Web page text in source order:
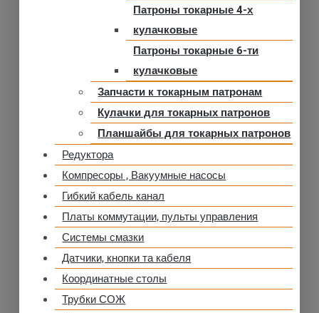
Патроны токарные 4-х
кулачковые
Патроны токарные 6-ти
кулачковые
Запчасти к токарным патронам
Кулачки для токарных патронов
Планшайбы для токарных патронов
Редуктора
Компресоры , Вакуумные насосы
Гибкий кабель канал
Платы коммутации, пульты управления
Системы смазки
Датчики, кнопки та кабеля
Координатные столы
Трубки СОЖ